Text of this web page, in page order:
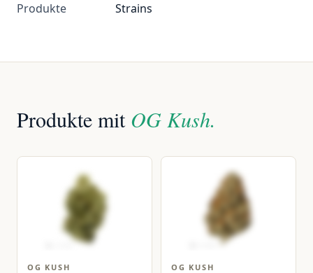
Produkte
Strains
Produkte mit OG Kush.
OG KUSH OG KUSH